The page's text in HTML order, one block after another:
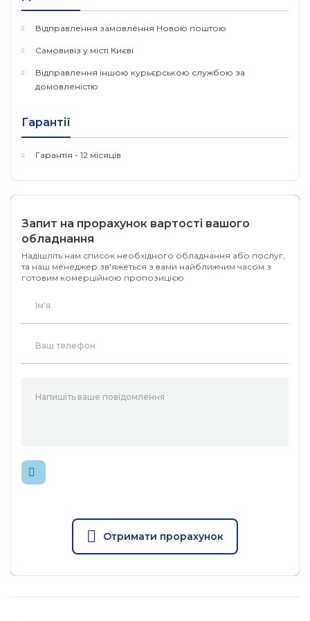
Кнопка Wi-Fi/WPS
Mesh Wi-Fi система Так
802.11k/r/v
Так
Beamforming
WEP, WPA-PSK Так
WPA2-PSK, WPA2-
Enterprise
Так
Enterprise, OWE
мережа
MAC-адресах
доступ через KeenDNS
через хмару
Мобільний додаток для
Так
Відправлення замовлення Новою поштою
Самовивіз у місті Києві
Відправлення іншою курьєрською службою за
домовленістю
Гарантії
Гарантія - 12 місяців
Запит на прорахунок вартості вашого
обладнання
Надішліть нам список необхідного обладнання або послуг,
та наш менеджер зв'яжеться з вами найближчим часом з
готовим комерційною пропозицією
Отримати прорахунок